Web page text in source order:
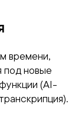
времени,
под новые
(AI-